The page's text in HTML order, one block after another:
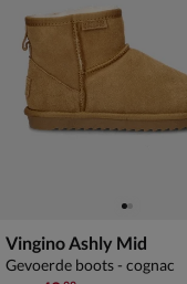
Vingino Ashly Mid
Gevoerde boots - cognac